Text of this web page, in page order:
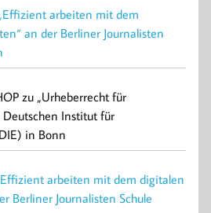
arbeiten mit dem
an der Berliner Journalisten
zu „Urheberrecht für
Deutschen Institut für
in Bonn
arbeiten mit dem digitalen
Berliner Journalisten Schule